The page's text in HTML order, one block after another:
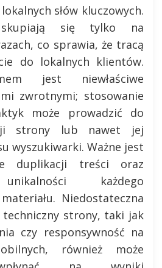
słów kluczowych.
się tylko na
co sprawia, że tracą
do lokalnych klientów.
jest niewłaściwe
zwrotnymi; stosowanie
może prowadzić do
strony lub nawet jej
wyszukiwarki. Ważne jest
duplikacji treści oraz
każdego
Niedostateczna
techniczny strony, taki jak
czy responsywność na
również może